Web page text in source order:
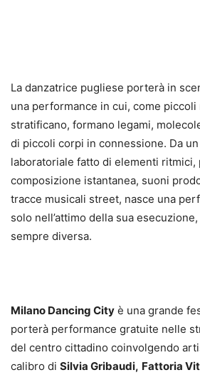
La danzatrice pugliese porterà in
una performance in cui, come
stratificano, formano legami,
di piccoli corpi in connessione. Da
laboratoriale fatto di elementi
composizione istantanea, suoni
tracce musicali street, nasce una
solo nell’attimo della sua
sempre diversa.
Milano Dancing City è una grande
porterà performance gratuite nelle
del centro cittadino coinvolgendo
calibro di Silvia Gribaudi, Fattoria